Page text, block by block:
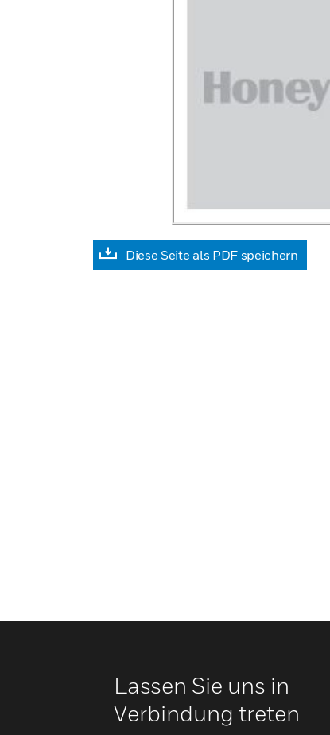
Diese Seite als PDF speichern
Lassen Sie uns in
Verbindung treten